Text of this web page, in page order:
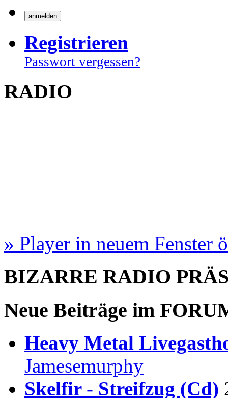
Registrieren
Passwort vergessen?
RADIO
» Player in neuem Fenster
BIZARRE RADIO
Neue Beiträge im
Heavy Metal
Jamesemurphy
Skelfir - Streifzug (Cd)